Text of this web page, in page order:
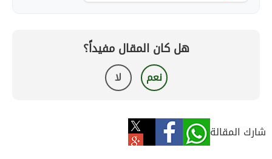
هل كان المقال مفيداً؟
نعم لا
شارك المقالة